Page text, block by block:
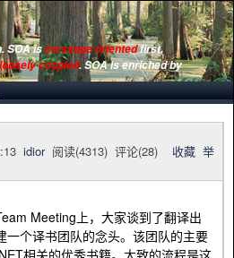
SOA ismessage orientedfirst.
loosely coupled.SOA is enrichedby
idior阅读(4313) 评论(28) 收藏 举
Meeting上，大家谈到了翻译出
一个译书团队的念头。该团队的主要
相关的优秀书籍。大致的流程是这